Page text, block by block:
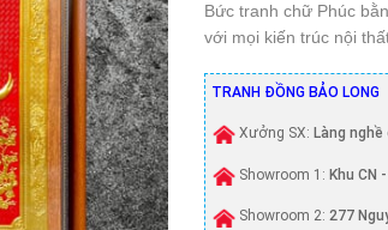
Bức tranh chữ Phúc
với mọi kiến trúc nội
TRANH ĐỒNG BẢO LONG
Xưởng SX: Làng
Showroom 1: Khu CN
Showroom 2: 277